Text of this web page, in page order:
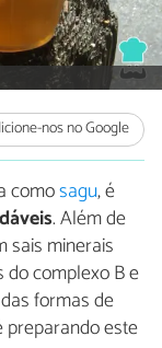
nos no Google
comosagu, é
. Além de
sais minerais
do complexo B e
formas de
preparando este